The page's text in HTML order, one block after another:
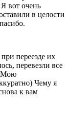
вот очень
в целости
переезде их
перевезли все
Мою
Чему я
к вам